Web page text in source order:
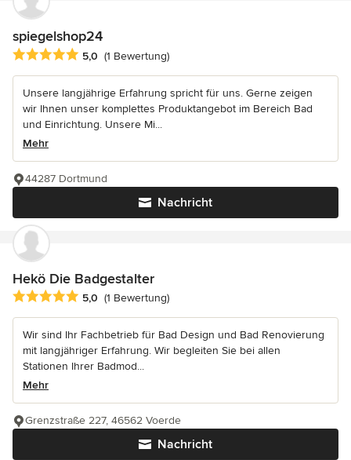
spiegelshop24
Durchschnittliche Bewertung: 5 von 5 Sternen
5,0 (1 Bewertung)
Unsere langjährige Erfahrung spricht für uns. Gerne zeigen
wir Ihnen unser komplettes Produktangebot im Bereich Bad
und Einrichtung. Unsere Mi...
Mehr
Nachricht
44287 Dortmund
Hekö Die Badgestalter
Durchschnittliche Bewertung: 5 von 5 Sternen
5,0 (1 Bewertung)
Wir sind Ihr Fachbetrieb für Bad Design und Bad Renovierung
mit langjähriger Erfahrung. Wir begleiten Sie bei allen
Stationen Ihrer Badmod...
Mehr
Nachricht
Grenzstraße 227, 46562 Voerde